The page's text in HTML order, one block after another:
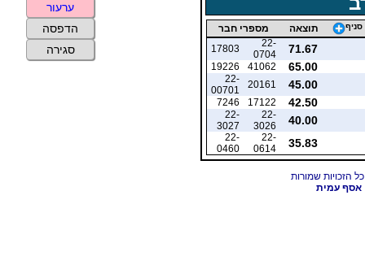
סניף תוצאה מספרי חבר
71.67
22-
0704
17803
65.00
41062
19226
45.00
20161
22-
00701
42.50
17122
7246
40.00
22-
3026
22-
3027
35.83
22-
0614
22-
0460
אסף עמית
ערעור
הדפסה
סגירה